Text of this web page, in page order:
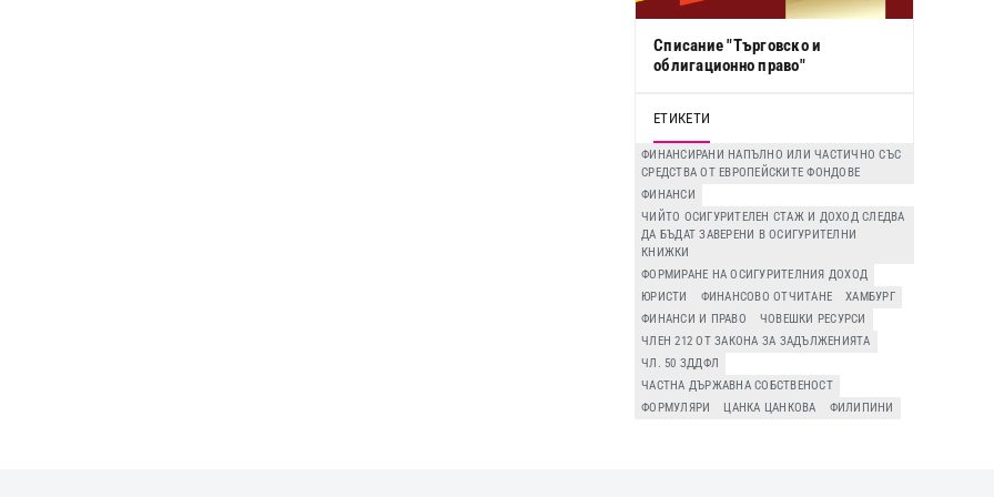
Списание "Търговско и
облигационно право"
ЕТИКЕТИ
ФИНАНСИРАНИ НАПЪЛНО ИЛИ ЧАСТИЧНО СЪС
СРЕДСТВА ОТ ЕВРОПЕЙСКИТЕ ФОНДОВЕ
ФИНАНСИ
ЧИЙТО ОСИГУРИТЕЛЕН СТАЖ И ДОХОД СЛЕДВА
ДА БЪДАТ ЗАВЕРЕНИ В ОСИГУРИТЕЛНИ
КНИЖКИ
ФОРМИРАНЕ НА ОСИГУРИТЕЛНИЯ ДОХОД
ЮРИСТИ
ФИНАНСОВО ОТЧИТАНЕ
ХАМБУРГ
ФИНАНСИ И ПРАВО
ЧОВЕШКИ РЕСУРСИ
ЧЛЕН 212 ОТ ЗАКОНА ЗА ЗАДЪЛЖЕНИЯТА
ЧЛ. 50 ЗДДФЛ
ЧАСТНА ДЪРЖАВНА СОБСТВЕНОСТ
ФОРМУЛЯРИ
ЦАНКА ЦАНКОВА ФИЛИПИНИ